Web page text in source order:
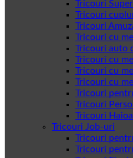
Tricouri
Tricouri
Tricouri
Tricouri cu
Tricouri auto
Tricouri cu
Tricouri cu
Tricouri cu
Tricouri
Tricouri
Tricouri
Tricouri Job-uri
Tricouri
Tricouri